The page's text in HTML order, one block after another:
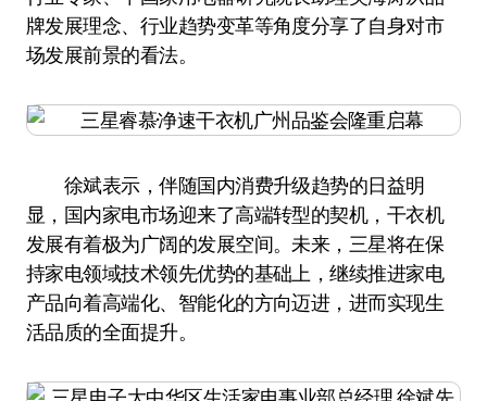
牌发展理念、行业趋势变革等角度分享了自身对市
场发展前景的看法。
徐斌表示，伴随国内消费升级趋势的日益明
显，国内家电市场迎来了高端转型的契机，干衣机
发展有着极为广阔的发展空间。未来，三星将在保
持家电领域技术领先优势的基础上，继续推进家电
产品向着高端化、智能化的方向迈进，进而实现生
活品质的全面提升。